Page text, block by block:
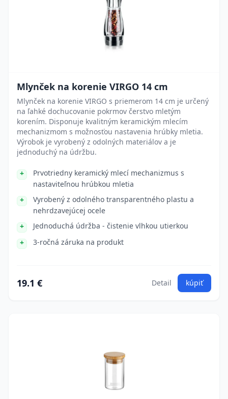
Mlynček na korenie VIRGO 14 cm
Mlynček na korenie VIRGO s priemerom 14 cm je určený
na ľahké dochucovanie pokrmov čerstvo mletým
korením. Disponuje kvalitným keramickým mlecím
mechanizmom s možnosťou nastavenia hrúbky mletia.
Výrobok je vyrobený z odolných materiálov a je
jednoduchý na údržbu.
Prvotriedny keramický mlecí mechanizmus s
nastaviteľnou hrúbkou mletia
Vyrobený z odolného transparentného plastu a
nehrdzavejúcej ocele
Jednoduchá údržba - čistenie vlhkou utierkou
3-ročná záruka na produkt
19.1 € Detail kúpiť